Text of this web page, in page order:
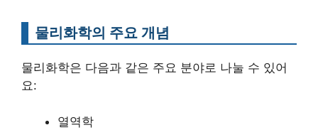
물리화학의 주요 개념
물리화학은 다음과 같은 주요 분야로 나눌 수 있어
요:
열역학